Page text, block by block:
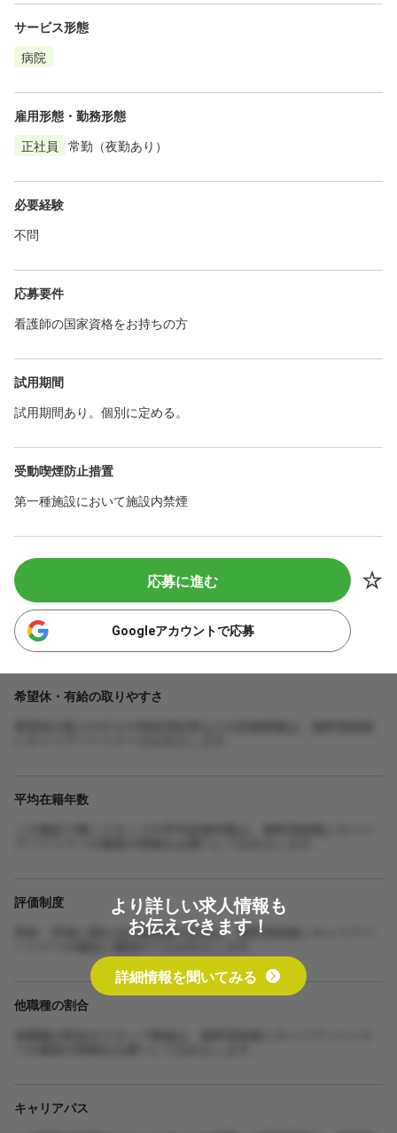
サービス形態
病院
雇用形態・勤務形態
正社員
常勤（夜勤あり）
必要経験
不問
応募要件
看護師の国家資格をお持ちの方
試用期間
試用期間あり。個別に定める。
受動喫煙防止措置
第一種施設において施設内禁煙
応募に進む
Googleアカウントで応募
希望休・有給の取りやすさ
平均在籍年数
評価制度
昇給・昇進に関わる評価制度の詳細は、無料登録後にキャリアパ
他職種の割合
キャリアパス
より詳しい求人情報も
お伝えできます！
詳細情報を聞いてみる